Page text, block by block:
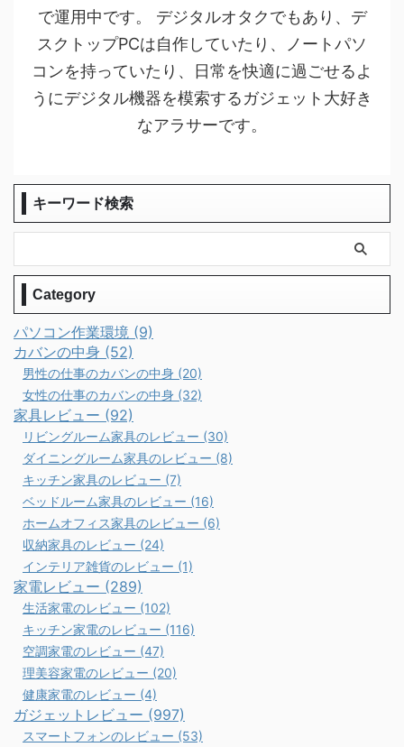
で運用中です。 デジタルオタクでもあり、デ
スクトップPCは自作していたり、ノートパソ
コンを持っていたり、日常を快適に過ごせるよ
うにデジタル機器を模索するガジェット大好き
なアラサーです。
キーワード検索
Category
パソコン作業環境 (9)
カバンの中身 (52)
男性の仕事のカバンの中身 (20)
女性の仕事のカバンの中身 (32)
家具レビュー (92)
リビングルーム家具のレビュー (30)
ダイニングルーム家具のレビュー (8)
キッチン家具のレビュー (7)
ベッドルーム家具のレビュー (16)
ホームオフィス家具のレビュー (6)
収納家具のレビュー (24)
インテリア雑貨のレビュー (1)
家電レビュー (289)
生活家電のレビュー (102)
キッチン家電のレビュー (116)
空調家電のレビュー (47)
理美容家電のレビュー (20)
健康家電のレビュー (4)
ガジェットレビュー (997)
スマートフォンのレビュー (53)